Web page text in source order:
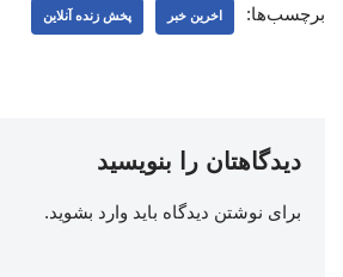
برچسب‌ها: اخرین خبر پخش زنده آنلاین
دیدگاهتان را بنویسید
برای نوشتن دیدگاه باید وارد بشوید.